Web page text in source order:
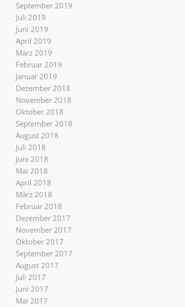
September 2019
Juli 2019
Juni 2019
April 2019
März 2019
Februar 2019
Januar 2019
Dezember 2018
November 2018
Oktober 2018
September 2018
August 2018
Juli 2018
Juni 2018
Mai 2018
April 2018
März 2018
Februar 2018
Dezember 2017
November 2017
Oktober 2017
September 2017
August 2017
Juli 2017
Juni 2017
Mai 2017